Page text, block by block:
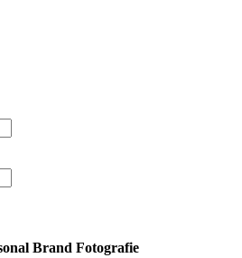
Brand Fotografie